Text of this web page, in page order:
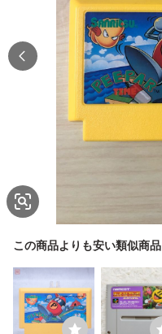
この商品よりも安い類似商品